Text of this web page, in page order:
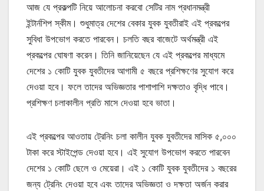
আজ যে প্রকল্পটি নিয়ে আলোচনা করবো সেটির নাম প্রধানমন্ত্রী
ইন্টার্নশিপ স্কীম। শুধুমাত্র দেশের বেকার যুবক যুবতীরাই এই প্রকল্পের
সুবিধা উপভোগ করতে পারবেন। চলতি বছর বাজেটে অর্থমন্ত্রী এই
প্রকল্পের ঘোষণা করেন। তিনি জানিয়েছেন যে এই প্রকল্পের মাধ্যমে
দেশের ১ কোটি যুবক যুবতীদের আগামী ৫ বছরে প্রশিক্ষণের সুযোগ করে
দেওয়া হবে। ফলে তাদের অভিজ্ঞতার পাশাপাশি দক্ষতাও বৃদ্ধি পাবে।
প্রশিক্ষণ চলাকালীন প্রতি মাসে দেওয়া হবে ভাতা।
এই প্রকল্পের আওতায় ট্রেনিং চলা কালীন যুবক যুবতীদের মাসিক ৫,০০০
টাকা করে স্টাইপেন্ড দেওয়া হবে। এই সুযোগ উপভোগ করতে পারবেন
দেশের ১ কোটি ছেলে ও মেয়েরা। এই ১ কোটি যুবক যুবতীদের ১ বছরের
জন্য ট্রেনিং দেওয়া হবে এবং তাদের অভিজ্ঞতা ও দক্ষতা অর্জন করার